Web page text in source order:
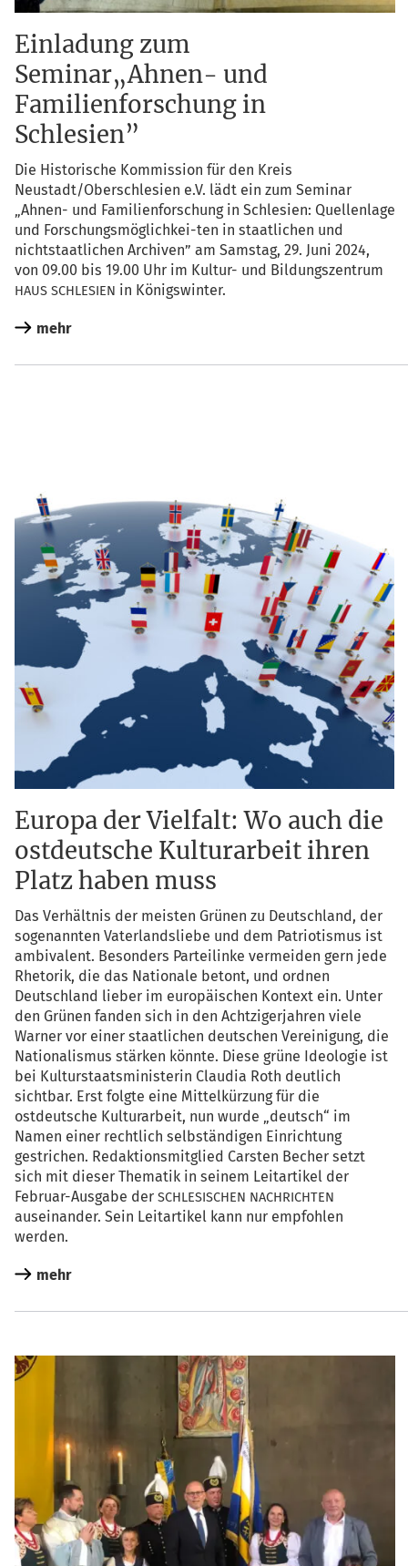
Einladung zum
Seminar„Ahnen- und
Familienforschung in
Schlesien”
Die His­to­ri­sche Kom­mis­si­on für den Kreis
Neustadt/Oberschlesien e.V. lädt ein zum Semi­nar
„Ahnen- und Fami­li­en­for­schung in Schle­si­en: Quel­len­la­ge
und For­schungs­mög­lich­kei-ten in staat­li­chen und
nicht­staat­li­chen Archi­ven” am Sams­tag, 29. Juni 2024,
von 09.00 bis 19.00 Uhr im Kul­tur- und Bil­dungs­zen­trum
HAUS SCHLESIEN in Königswinter.
mehr
Europa der Vielfalt: Wo auch die
ostdeutsche Kulturarbeit ihren
Platz haben muss
Das Ver­hält­nis der meis­ten Grü­nen zu Deutsch­land, der
soge­nann­ten Vater­lands­lie­be und dem Patrio­tis­mus ist
ambi­va­lent. Beson­ders Par­tei­lin­ke ver­mei­den gern jede
Rhe­to­rik, die das Natio­na­le betont, und ord­nen
Deutsch­land lie­ber im euro­päi­schen Kon­text ein. Unter
den Grü­nen fan­den sich in den Acht­zi­ger­jah­ren vie­le
War­ner vor einer staat­li­chen deut­schen Ver­ei­ni­gung, die
Natio­na­lis­mus stär­ken könn­te. Die­se grü­ne Ideo­lo­gie ist
bei Kul­tur­staats­mi­nis­te­rin Clau­dia Roth deut­lich
sicht­bar. Erst folg­te eine Mit­tel­kür­zung für die
ost­deut­sche Kul­tur­ar­beit, nun wur­de „deutsch“ im
Namen einer recht­lich selb­stän­di­gen Ein­rich­tung
gestri­chen. Redak­ti­ons­mit­glied Cars­ten Becher setzt
sich mit die­ser The­ma­tik in sei­nem Leit­ar­ti­kel der
Febru­ar-Aus­ga­be der SCHLESISCHEN NACHRICHTEN
aus­ein­an­der. Sein Leit­ar­ti­kel kann nur emp­foh­len
werden.
mehr